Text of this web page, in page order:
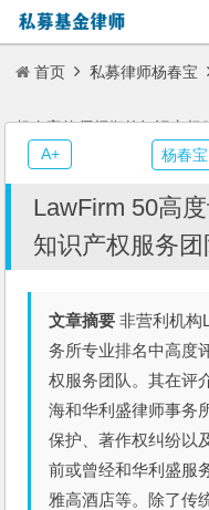
首页 私募律师杨春宝
杨春宝律师领衔的知识产权
LawFirm 50高
知识产权服务团
文章摘要 非营利机构
务所专业排名中高度
权服务团队。其在评
海和华利盛律师事务
保护、著作权纠纷以
前或曾经和华利盛服
雅高酒店等。除了传
杨春宝
A+